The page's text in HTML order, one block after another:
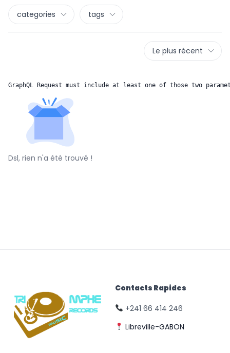
categories tags
Le plus récent
GraphQL Request must include at least one of those two
Dsl, rien n'a été trouvé !
Contacts Rapides
+241 66 414 246
Libreville-GABON